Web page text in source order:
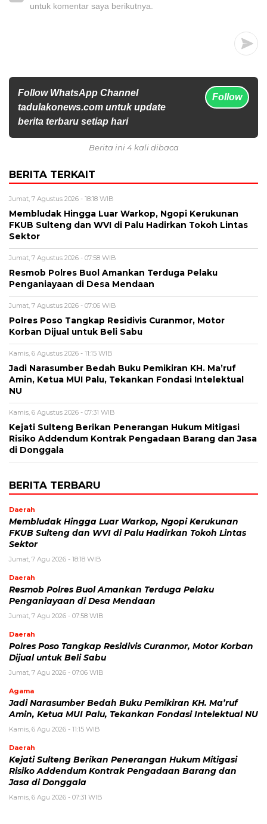
untuk komentar saya berikutnya.
Follow WhatsApp Channel
tadulakonews.com untuk update
berita terbaru setiap hari
Follow
Berita ini 4 kali dibaca
BERITA TERKAIT
Jumat, 7 Agustus 2026 - 18:18 WIB
Membludak Hingga Luar Warkop, Ngopi Kerukunan
FKUB Sulteng dan WVI di Palu Hadirkan Tokoh Lintas
Sektor
Jumat, 7 Agustus 2026 - 07:58 WIB
Resmob Polres Buol Amankan Terduga Pelaku
Penganiayaan di Desa Mendaan
Jumat, 7 Agustus 2026 - 07:06 WIB
Polres Poso Tangkap Residivis Curanmor, Motor
Korban Dijual untuk Beli Sabu
Kamis, 6 Agustus 2026 - 11:15 WIB
Jadi Narasumber Bedah Buku Pemikiran KH. Ma’ruf
Amin, Ketua MUI Palu, Tekankan Fondasi Intelektual
NU
Kamis, 6 Agustus 2026 - 07:31 WIB
Kejati Sulteng Berikan Penerangan Hukum Mitigasi
Risiko Addendum Kontrak Pengadaan Barang dan Jasa
di Donggala
BERITA TERBARU
Daerah
Membludak Hingga Luar Warkop, Ngopi Kerukunan
FKUB Sulteng dan WVI di Palu Hadirkan Tokoh Lintas
Sektor
Jumat, 7 Agu 2026 - 18:18 WIB
Daerah
Resmob Polres Buol Amankan Terduga Pelaku
Penganiayaan di Desa Mendaan
Jumat, 7 Agu 2026 - 07:58 WIB
Daerah
Polres Poso Tangkap Residivis Curanmor, Motor Korban
Dijual untuk Beli Sabu
Jumat, 7 Agu 2026 - 07:06 WIB
Agama
Jadi Narasumber Bedah Buku Pemikiran KH. Ma’ruf
Amin, Ketua MUI Palu, Tekankan Fondasi Intelektual NU
Kamis, 6 Agu 2026 - 11:15 WIB
Daerah
Kejati Sulteng Berikan Penerangan Hukum Mitigasi
Risiko Addendum Kontrak Pengadaan Barang dan
Jasa di Donggala
Kamis, 6 Agu 2026 - 07:31 WIB